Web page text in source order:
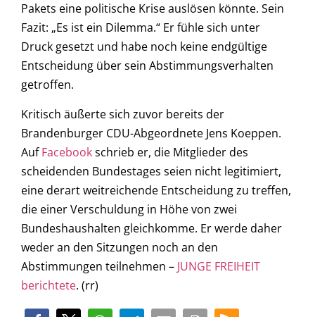
Pakets eine politische Krise auslösen könnte. Sein
Fazit: „Es ist ein Dilemma.“ Er fühle sich unter
Druck gesetzt und habe noch keine endgültige
Entscheidung über sein Abstimmungsverhalten
getroffen.
Kritisch äußerte sich zuvor bereits der
Brandenburger CDU-Abgeordnete Jens Koeppen.
AufFacebookschrieb er, die Mitglieder des
scheidenden Bundestages seien nicht legitimiert,
eine derart weitreichende Entscheidung zu treffen,
die einer Verschuldung in Höhe von zwei
Bundeshaushalten gleichkomme. Er werde daher
weder an den Sitzungen noch an den
Abstimmungen teilnehmen – JUNGE FREIHEIT
berichtete. (rr)